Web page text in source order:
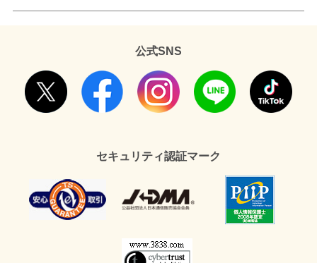
公式SNS
セキュリティ認証マーク